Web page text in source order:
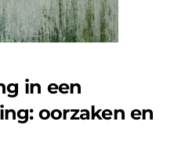
in een
oorzaken en